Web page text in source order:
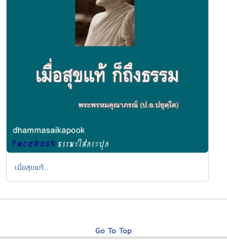
เมื่อสุขแท้...
Go To Top